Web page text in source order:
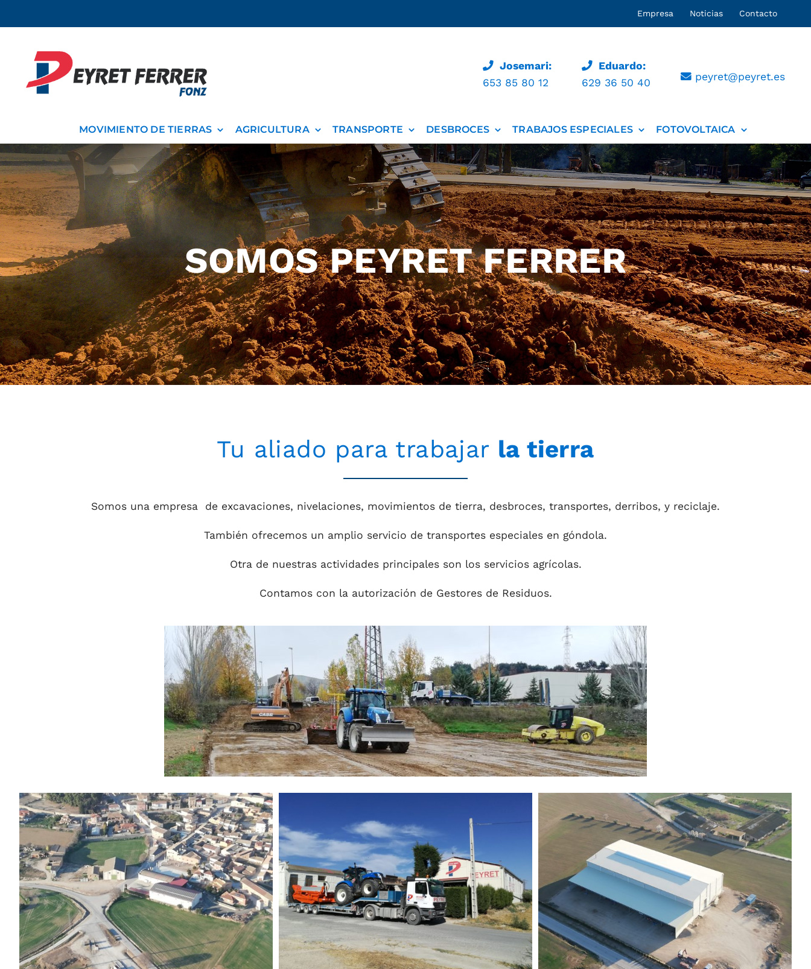
al
Empresa Noticias Contacto
Josemari:
653 85 80 12
Eduardo:
629 36 50 40
peyret@peyret.es
MOVIMIENTO DE TIERRAS AGRICULTURA TRANSPORTE DESBROCES TRABAJOS ESPECIALES FOTOVOLTAICA
SOMOS PEYRET FERRER
Tu aliado para trabajar la tierra
Somos una empresa de excavaciones, nivelaciones, movimientos de tierra, desbroces, transportes, derribos, y reciclaje.
También ofrecemos un amplio servicio de transportes especiales en góndola.
Otra de nuestras actividades principales son los servicios agrícolas.
Contamos con la autorización de Gestores de Residuos.